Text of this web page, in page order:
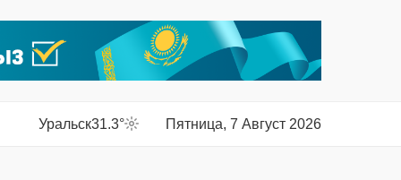
Уральск31.3° Пятница, 7 Август 2026